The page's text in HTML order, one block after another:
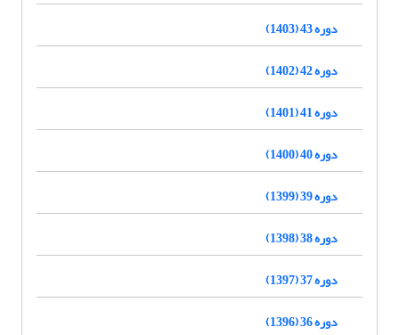
دوره 43 (1403)
دوره 42 (1402)
دوره 41 (1401)
دوره 40 (1400)
دوره 39 (1399)
دوره 38 (1398)
دوره 37 (1397)
دوره 36 (1396)